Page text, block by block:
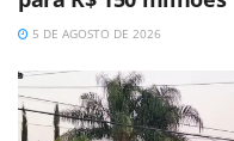
5 DE AGOSTO DE 2026